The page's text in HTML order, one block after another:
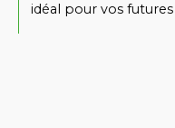
idéal pour vos futures